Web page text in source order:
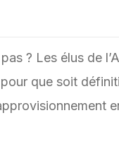
? Les élus de
que soit